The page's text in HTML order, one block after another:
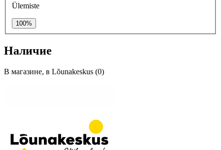
Ülemiste
100%
Наличие
В магазине, в Lõunakeskus (0)